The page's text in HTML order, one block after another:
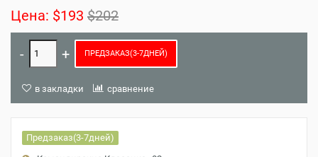
Цена: $193 $202
ПРЕДЗАКАЗ(3-7ДНЕЙ)
в закладки сравнение
Предзаказ(3-7дней)